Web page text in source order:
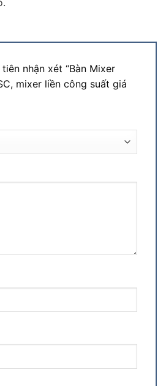
nhận xét “Bàn Mixer
mixer liền công suất giá